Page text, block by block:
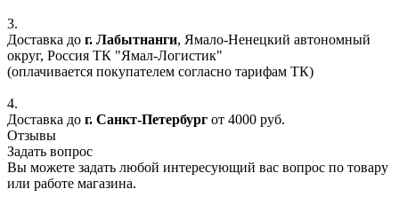
3.
Доставка до г. Лабытнанги, Ямало-Ненецкий автономный
округ, Россия ТК "Ямал-Логистик"
(оплачивается покупателем согласно тарифам ТК)
4.
Доставка до г. Санкт-Петербург от 4000 руб.
Отзывы
Задать вопрос
Вы можете задать любой интересующий вас вопрос по товару
или работе магазина.